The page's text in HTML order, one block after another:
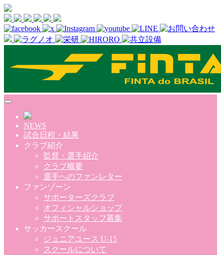
Skip to main content
NEWS
試合日程・結果
クラブ紹介
監督・選手紹介
クラブ概要
選手へのファンレター
ファンゾーン
サポーターズクラブ
オフィシャルショップ
サポートスタッフ募集
サッカースクール
ジュニアユース U-15
スクールについて